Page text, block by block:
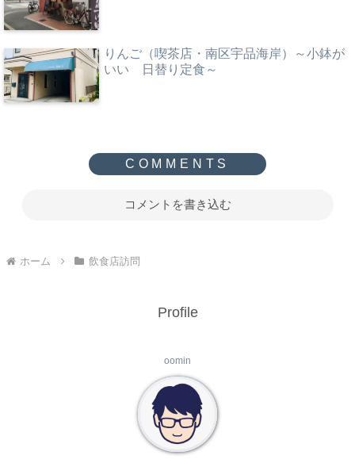
りんご（喫茶店・南区宇品海岸）～小鉢が
いい 日替り定食～
コメントを書き込む
ホーム 飲食店訪問
Profile
oomin